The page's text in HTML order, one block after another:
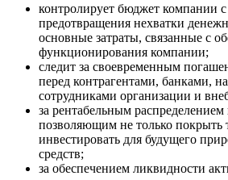
контролирует бюджет компании
предотвращения нехватки
основные затраты, связанные с
функционирования компании;
следит за своевременным
перед контрагентами, банками,
сотрудниками организации и
за рентабельным
позволяющим не только покрыть
инвестировать для будущего
средств;
за обеспечением ликвидности